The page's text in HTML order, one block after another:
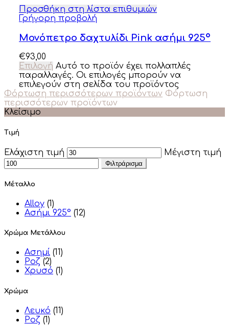
Προσθήκη στη λίστα επιθυμιών
Γρήγορη προβολή
Μονόπετρο δαχτυλίδι Pink ασήμι 925º
€93,00
Επιλογή Αυτό το προϊόν έχει πολλαπλές
παραλλαγές. Οι επιλογές μπορούν να
επιλεγούν στη σελίδα του προϊόντος
Φόρτωση περισσότερων προϊόντων Φόρτωση
περισσότερων προϊόντων
Κλείσιμο
Τιμή
Ελάχιστη τιμή Μέγιστη τιμή
Φιλτράρισμα
Μέταλλο
Alloy (1)
Ασήμι 925° (12)
Χρώμα Μετάλλου
Ασημί (11)
Ροζ (2)
Χρυσό (1)
Χρώμα
Λευκό (11)
Ροζ (1)